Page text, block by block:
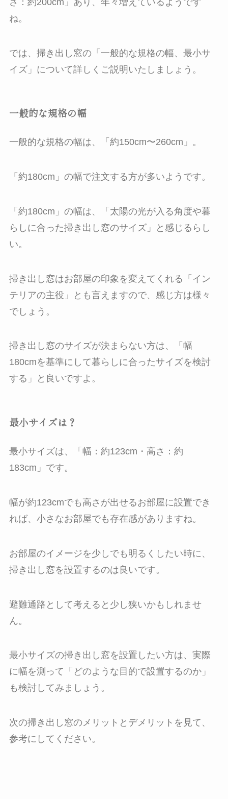
ね。
では、掃き出し窓の「一般的な規格の幅、最小サ
イズ」について詳しくご説明いたしましょう。
一般的な規格の幅
一般的な規格の幅は、「約150cm〜260cm」。
「約180cm」の幅で注文する方が多いようです。
「約180cm」の幅は、「太陽の光が入る角度や暮
らしに合った掃き出し窓のサイズ」と感じるらし
い。
掃き出し窓はお部屋の印象を変えてくれる「イン
テリアの主役」とも言えますので、感じ方は様々
でしょう。
掃き出し窓のサイズが決まらない方は、「幅
180cmを基準にして暮らしに合ったサイズを検討
する」と良いですよ。
最小サイズは？
最小サイズは、「幅：約123cm・高さ：約
183cm」です。
幅が約123cmでも高さが出せるお部屋に設置でき
れば、小さなお部屋でも存在感がありますね。
お部屋のイメージを少しでも明るくしたい時に、
掃き出し窓を設置するのは良いです。
避難通路として考えると少し狭いかもしれませ
ん。
最小サイズの掃き出し窓を設置したい方は、実際
に幅を測って「どのような目的で設置するのか」
も検討してみましょう。
次の掃き出し窓のメリットとデメリットを見て、
参考にしてください。